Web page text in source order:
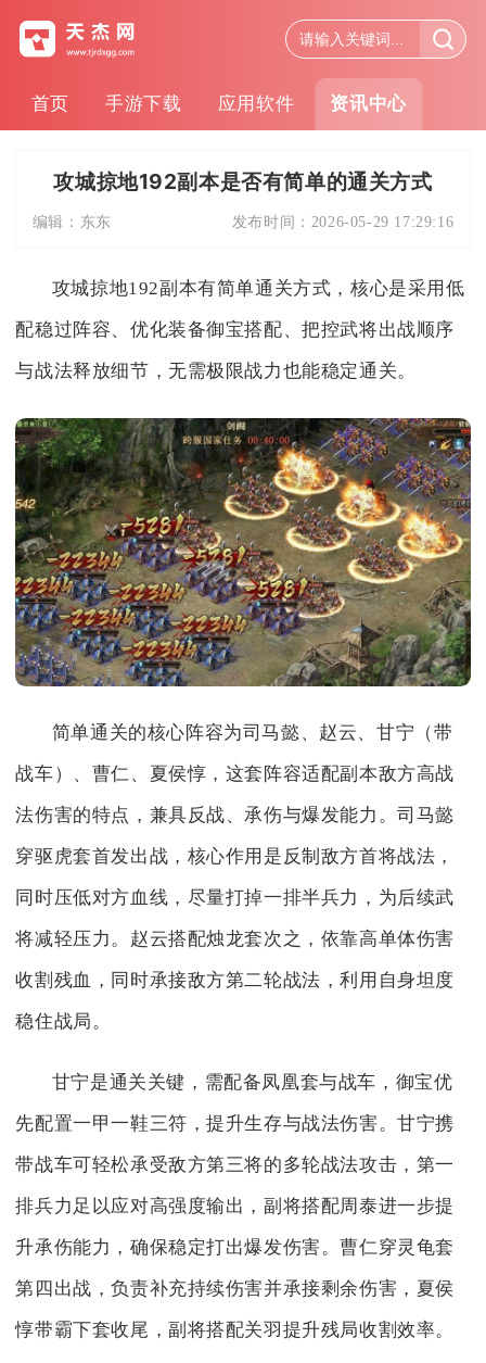
首页 手游下载 应用软件 资讯中心
攻城掠地192副本是否有简单的通关方式
编辑： 东东 发布时间： 2026-05-29 17:29:16
攻城掠地192副本有简单通关方式，核心是采用低
配稳过阵容、优化装备御宝搭配、把控武将出战顺序
与战法释放细节，无需极限战力也能稳定通关。
简单通关的核心阵容为司马懿、赵云、甘宁（带
战车）、曹仁、夏侯惇，这套阵容适配副本敌方高战
法伤害的特点，兼具反战、承伤与爆发能力。司马懿
穿驱虎套首发出战，核心作用是反制敌方首将战法，
同时压低对方血线，尽量打掉一排半兵力，为后续武
将减轻压力。赵云搭配烛龙套次之，依靠高单体伤害
收割残血，同时承接敌方第二轮战法，利用自身坦度
稳住战局。
甘宁是通关关键，需配备凤凰套与战车，御宝优
先配置一甲一鞋三符，提升生存与战法伤害。甘宁携
带战车可轻松承受敌方第三将的多轮战法攻击，第一
排兵力足以应对高强度输出，副将搭配周泰进一步提
升承伤能力，确保稳定打出爆发伤害。曹仁穿灵龟套
第四出战，负责补充持续伤害并承接剩余伤害，夏侯
惇带霸下套收尾，副将搭配关羽提升残局收割效率。